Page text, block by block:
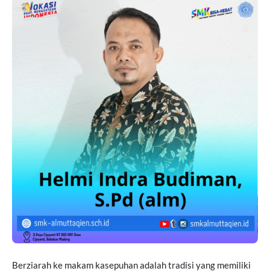
Berziarah ke makam kasepuhan adalah tradisi yang memiliki